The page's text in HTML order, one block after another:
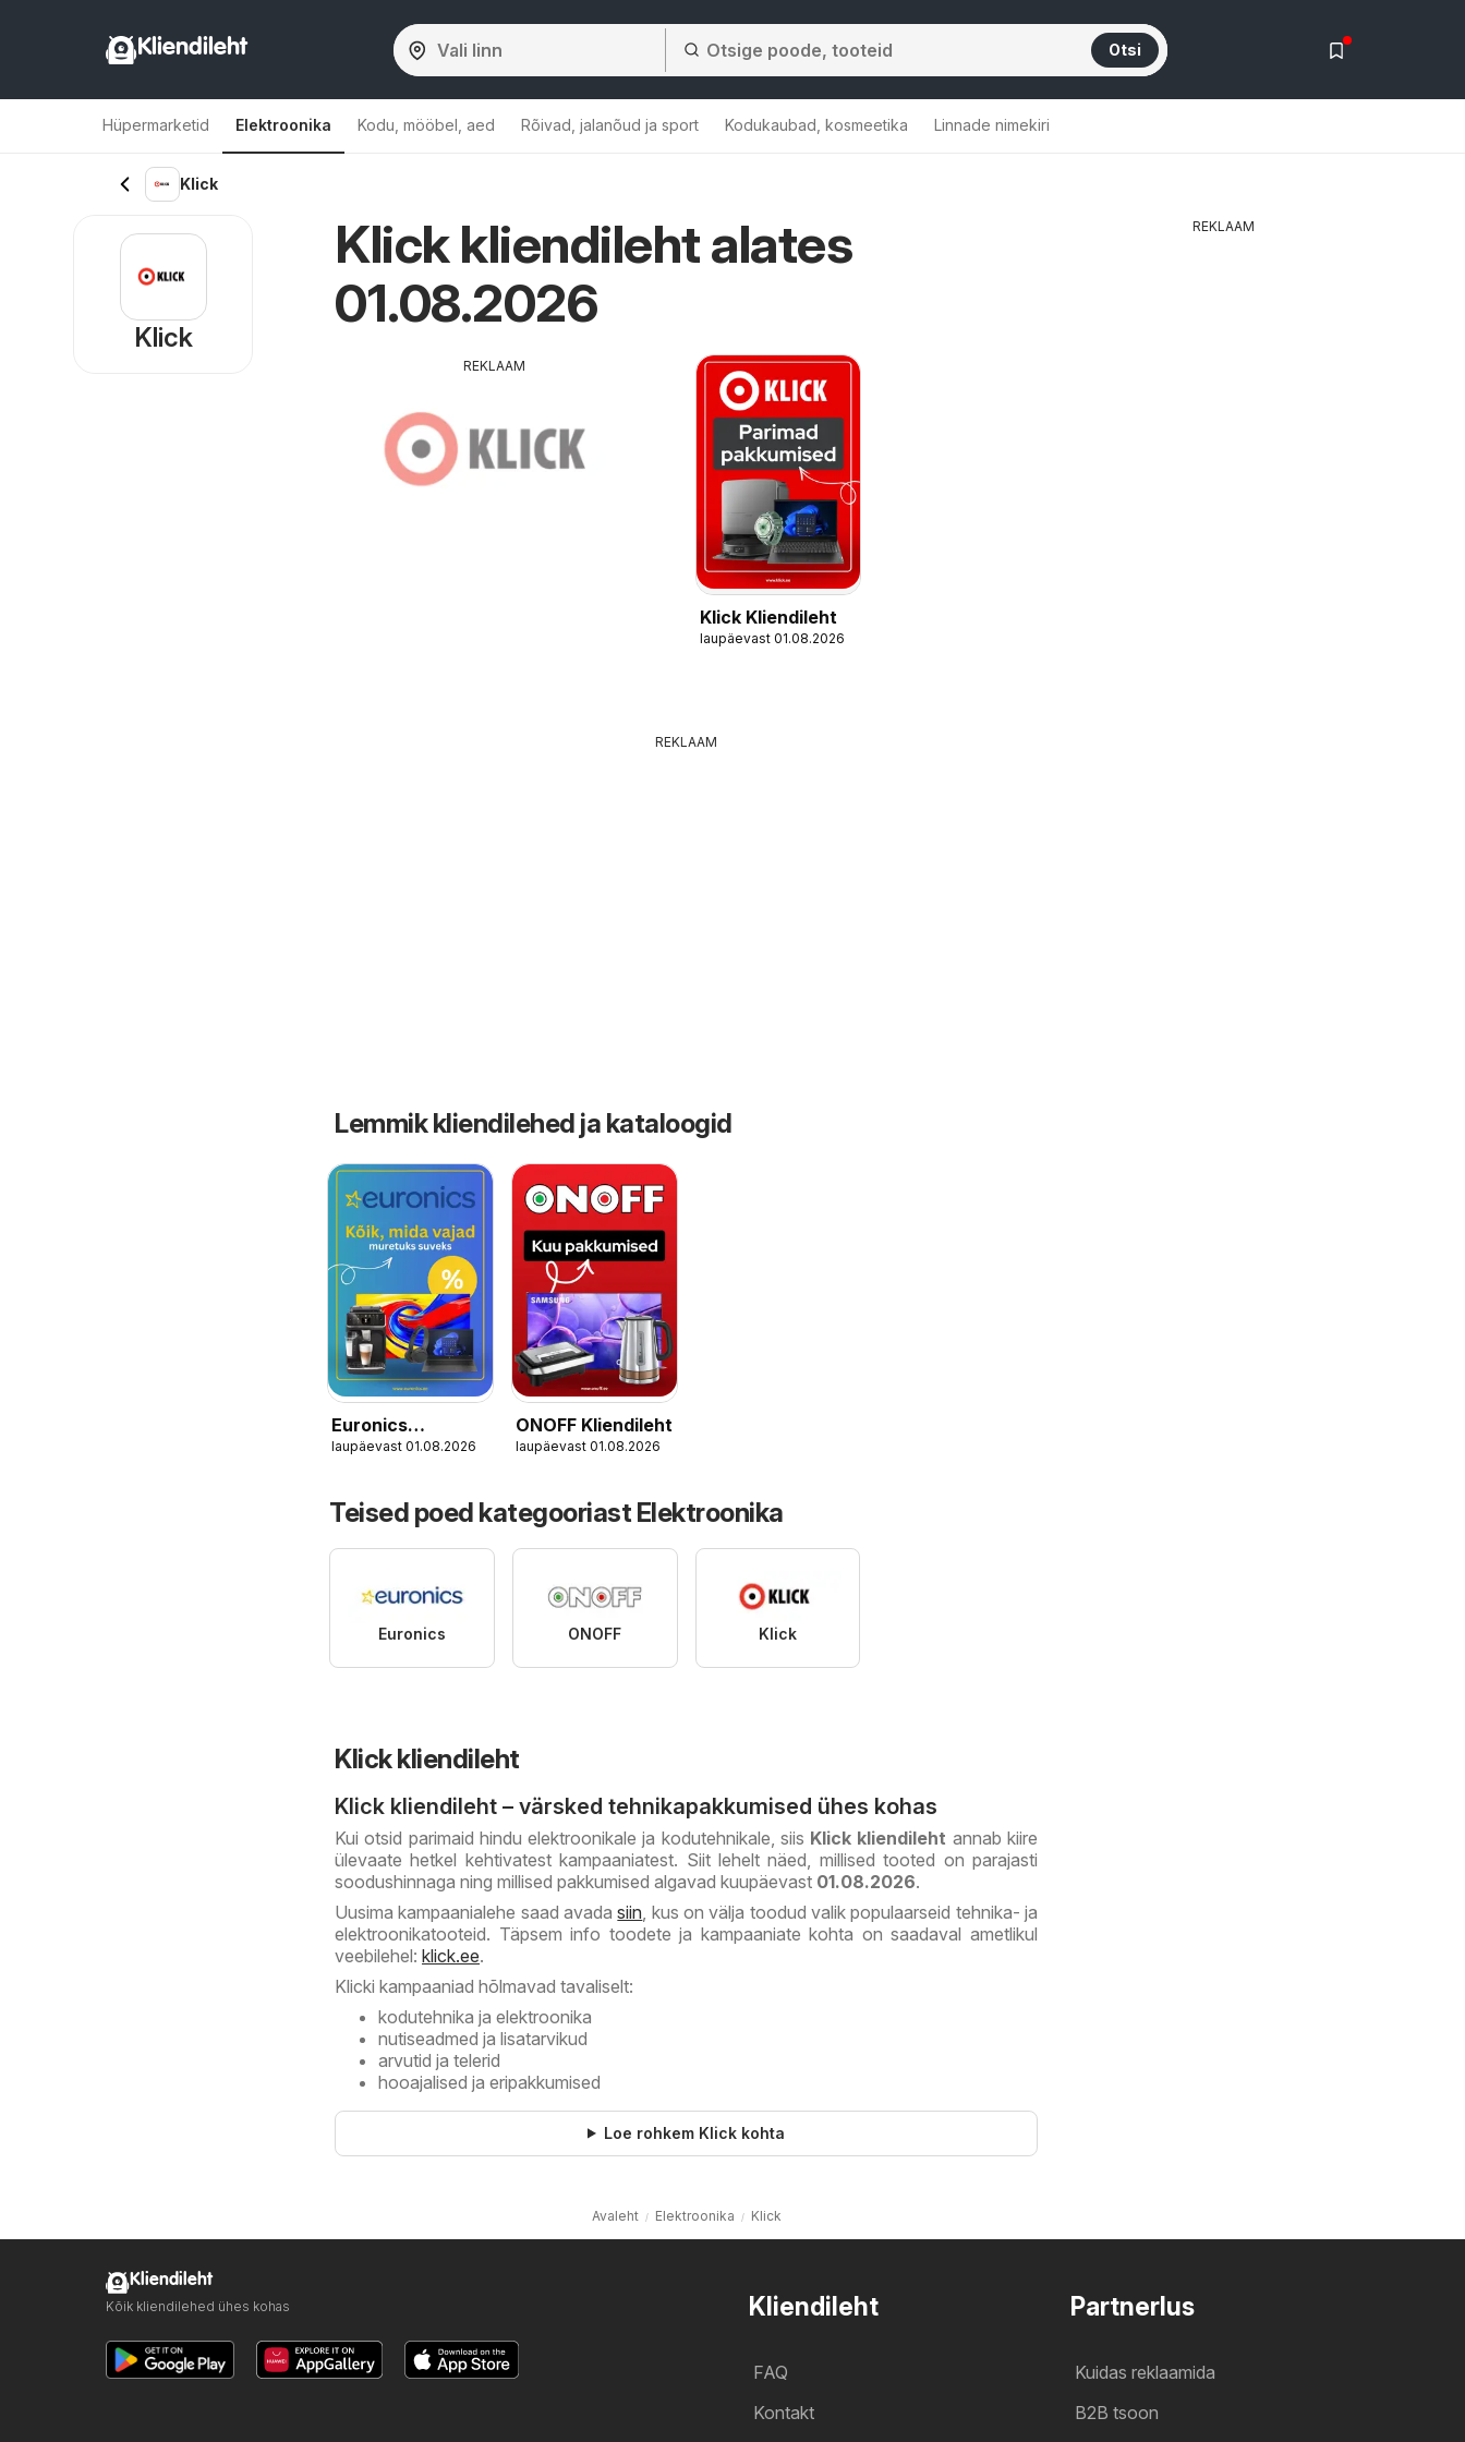
Kliendileht Otsi
Hüpermarketid Elektroonika Kodu, mööbel, aed Rõivad, jalanõud ja sport Kodukaubad, kosmeetika Linnade nimekiri
Klick
Klick kliendileht alates
01.08.2026
REKLAAM
Klick Kliendileht
laupäevast 01.08.2026
REKLAAM
Lemmik kliendilehed ja kataloogid
Euronics
Kliendileht
laupäevast 01.08.2026
ONOFF Kliendileht
laupäevast 01.08.2026
Teised poed kategooriast Elektroonika
Euronics ONOFF Klick
Klick kliendileht
Klick kliendileht – värsked tehnikapakkumised ühes kohas
Kui otsid parimaid hindu elektroonikale ja kodutehnikale, siis Klick kliendileht annab kiire
ülevaate hetkel kehtivatest kampaaniatest. Siit lehelt näed, millised tooted on parajasti
soodushinnaga ning millised pakkumised algavad kuupäevast 01.08.2026.
Uusima kampaanialehe saad avadasiin , kus on välja toodud valik populaarseid tehnika- ja
elektroonikatooteid. Täpsem info toodete ja kampaaniate kohta on saadaval ametlikul
veebilehel: klick.ee.
Klicki kampaaniad hõlmavad tavaliselt:
kodutehnika ja elektroonika
nutiseadmed ja lisatarvikud
arvutid ja telerid
hooajalised ja eripakkumised
Loe rohkem Klick kohta
Avaleht Elektroonika Klick
Klick
REKLAAM
Kliendileht
FAQ
Kontakt
Partnerlus
Kuidas reklaamida
B2B tsoon
Kliendileht
Kõik kliendilehed ühes kohas